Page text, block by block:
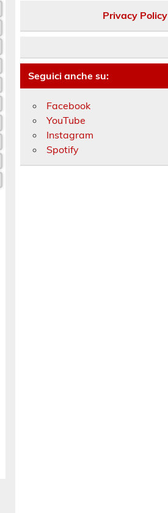
Privacy Policy
Seguici anche su:
Facebook
YouTube
Instagram
Spotify